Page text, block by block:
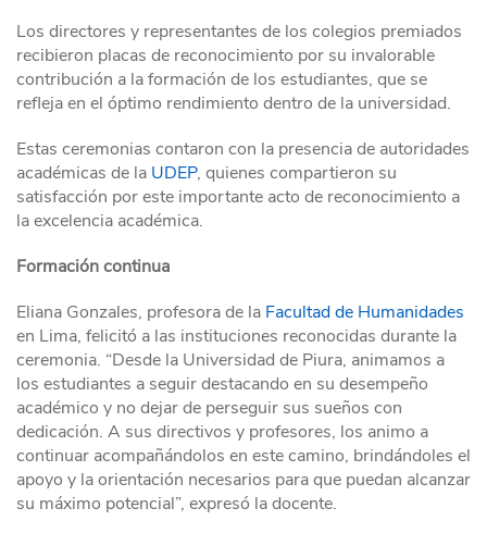
Los directores y representantes de los colegios premiados
recibieron placas de reconocimiento por su invalorable
contribución a la formación de los estudiantes, que se
refleja en el óptimo rendimiento dentro de la universidad.
Estas ceremonias contaron con la presencia de autoridades
académicas de la UDEP, quienes compartieron su
satisfacción por este importante acto de reconocimiento a
la excelencia académica.
Formación continua
Eliana Gonzales, profesora de la Facultad de Humanidades
en Lima, felicitó a las instituciones reconocidas durante la
ceremonia. “Desde la Universidad de Piura, animamos a
los estudiantes a seguir destacando en su desempeño
académico y no dejar de perseguir sus sueños con
dedicación. A sus directivos y profesores, los animo a
continuar acompañándolos en este camino, brindándoles el
apoyo y la orientación necesarios para que puedan alcanzar
su máximo potencial”, expresó la docente.